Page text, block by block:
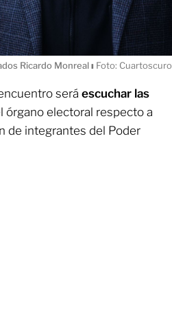
Ricardo Monrealı Foto: Cuartoscuro
será escuchar las
órgano electoral respecto a
de integrantes del Poder